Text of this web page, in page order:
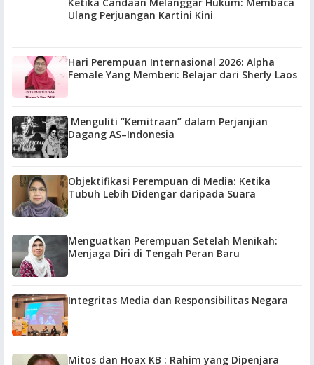
Ulang Perjuangan Kartini Kini
Hari Perempuan Internasional 2026: Alpha
Female Yang Memberi: Belajar dari Sherly Laos
Menguliti “Kemitraan” dalam Perjanjian
Dagang AS–Indonesia
Objektifikasi Perempuan di Media: Ketika
Tubuh Lebih Didengar daripada Suara
Menguatkan Perempuan Setelah Menikah:
Menjaga Diri di Tengah Peran Baru
Integritas Media dan Responsibilitas Negara
Mitos dan Hoax KB : Rahim yang Dipenjara